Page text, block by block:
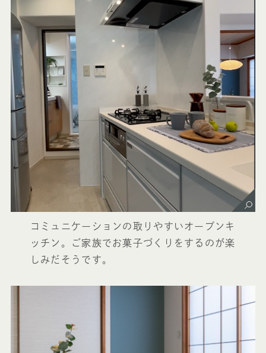
コミュニケーションの取りやすいオープンキ
ッチン。ご家族でお菓子づくりをするのが楽
しみだそうです。